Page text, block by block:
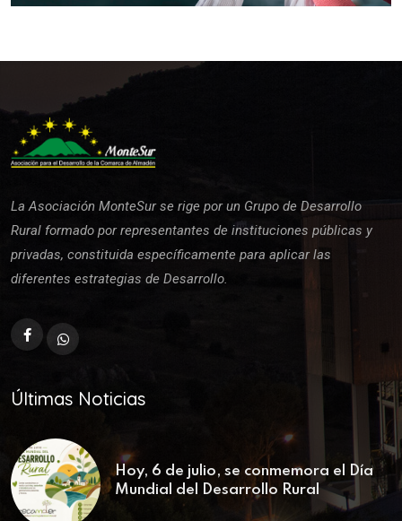
La Asociación MonteSur se rige por un Grupo de Desarrollo
Rural formado por representantes de instituciones públicas y
privadas, constituida específicamente para aplicar las
diferentes estrategias de Desarrollo.
Últimas Noticias
Hoy, 6 de julio, se conmemora el Día
Mundial del Desarrollo Rural